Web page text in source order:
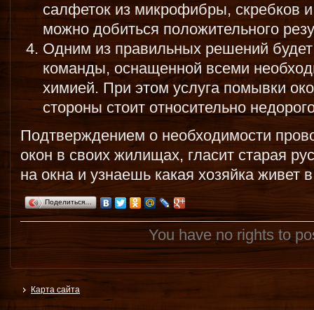
салфеток из микрофибры, скребков
можно добиться положительного
Одним из правильных решений
команды, оснащенной всеми
химией. При этом услуга помывки
стороны стоит относительно
Подтверждением о необходимости
окон в своих жилищах, гласит старая
на окна и узнаешь какая хозяйка живет
Поделиться…
You have no rights to
Карта сайта